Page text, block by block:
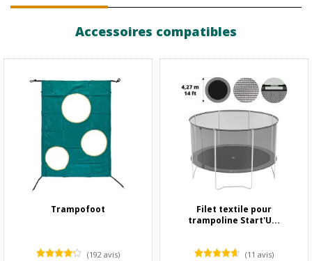
Accessoires compatibles
Trampofoot
(192 avis)
Filet textile pour
trampoline Start'U...
(11 avis)